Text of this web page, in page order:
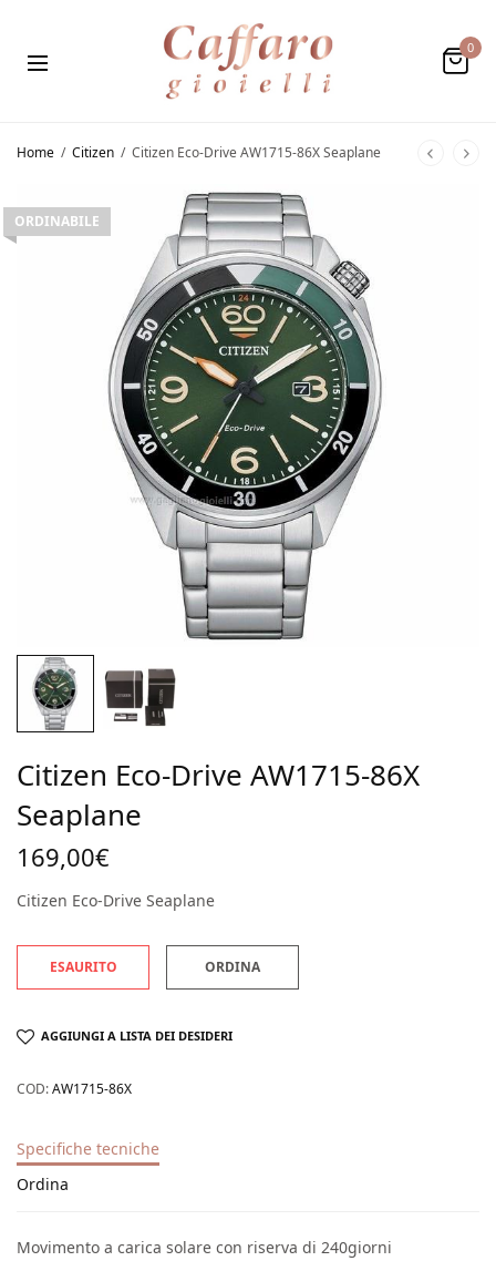
0
Home / Citizen / Citizen Eco-Drive AW1715-86X Seaplane
ORDINABILE
Citizen Eco-Drive AW1715-86X
Seaplane
169,00€
Citizen Eco-Drive Seaplane
ESAURITO ORDINA
AGGIUNGI A LISTA DEI DESIDERI
COD:AW1715-86X
Specifiche tecniche
Ordina
Movimento a carica solare con riserva di 240giorni